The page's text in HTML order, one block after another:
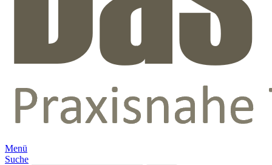
Menü
Suche